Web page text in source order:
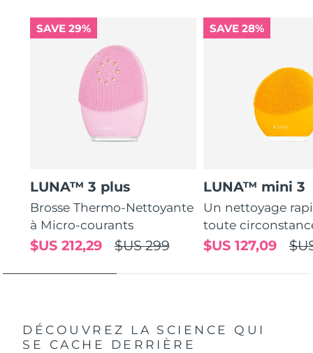
16 intensities, ergonomic and lightweight design, with
app-guided treatment routines.
warranty)
SAVE 29%
LUNA™ 3 plus
Brosse Thermo-Nettoyante
à Micro-courants
$US 299
$US 212,29
SAVE 28%
LUNA™ mini 3
Un nettoyage
toute
$US 127,09
DÉCOUVREZ LA SCIENCE QUI
SE CACHE DERRIÈRE